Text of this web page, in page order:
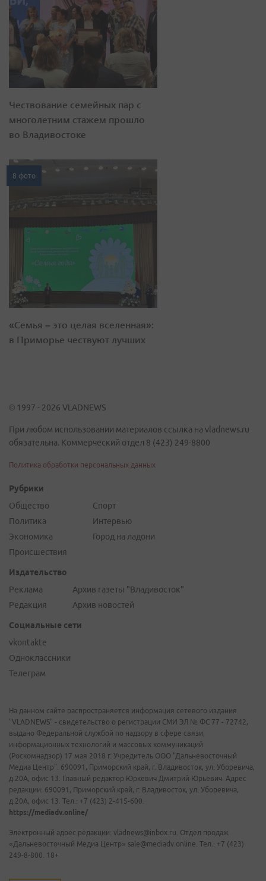
Чествование семейных пар с
многолетним стажем прошло
во Владивостоке
8 фото
«Семья – это целая вселенная»:
в Приморье чествуют лучших
© 1997 - 2026 VLADNEWS
При любом использовании материалов ссылка на vladnews.ru
обязательна. Коммерческий отдел 8 (423) 249-8800
Политика обработки персональных данных
Рубрики
Общество
Политика
Экономика
Происшествия
Спорт
Интервью
Город на ладони
Издательство
Реклама
Редакция
Архив газеты "Владивосток"
Архив новостей
Социальные сети
vkontakte
Одноклассники
Телеграм
На данном сайте распространяется информация сетевого издания
"VLADNEWS" - свидетельство о регистрации СМИ ЭЛ № ФС 77 - 72742,
выдано Федеральной службой по надзору в сфере связи,
информационных технологий и массовых коммуникаций
(Роскомнадзор) 17 мая 2018 г. Учредитель ООО "Дальневосточный
Медиа Центр". 690091, Приморский край, г. Владивосток, ул. Уборевича,
д.20А, офис 13. Главный редактор Юркевич Дмитрий Юрьевич. Адрес
редакции: 690091, Приморский край, г. Владивосток, ул. Уборевича,
д.20А, офис 13. Тел.: +7 (423) 2-415-600.
https://mediadv.online/
Электронный адрес редакции: vladnews@inbox.ru. Отдел продаж
«Дальневосточный Медиа Центр» sale@mediadv.online. Тел.: +7 (423)
249-8-800. 18+